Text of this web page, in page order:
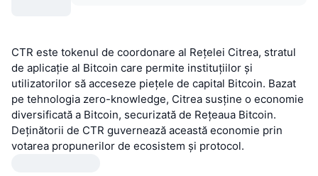
CTR este tokenul de coordonare al Rețelei Citrea, stratul
de aplicație al Bitcoin care permite instituțiilor și
utilizatorilor să acceseze piețele de capital Bitcoin. Bazat
pe tehnologia zero-knowledge, Citrea susține o economie
diversificată a Bitcoin, securizată de Rețeaua Bitcoin.
Deținătorii de CTR guvernează această economie prin
votarea propunerilor de ecosistem și protocol.